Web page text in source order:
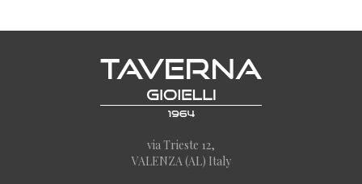
via Trieste 12,
VALENZA (AL) Italy